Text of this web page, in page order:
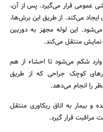
عمومی قرار می‌گیرد. پس از آن،
می‌کند. از طریق این برش‌ها،
می‌شود. این لوله مجهز به دوربین
منتقل می‌کند.
وارد شکم می‌شود تا احشاء از هم
کوچک جراحی که از طریق
را انجام می‌دهد.
بیمار به اتاق ریکاوری منتقل
قرار گیرد.